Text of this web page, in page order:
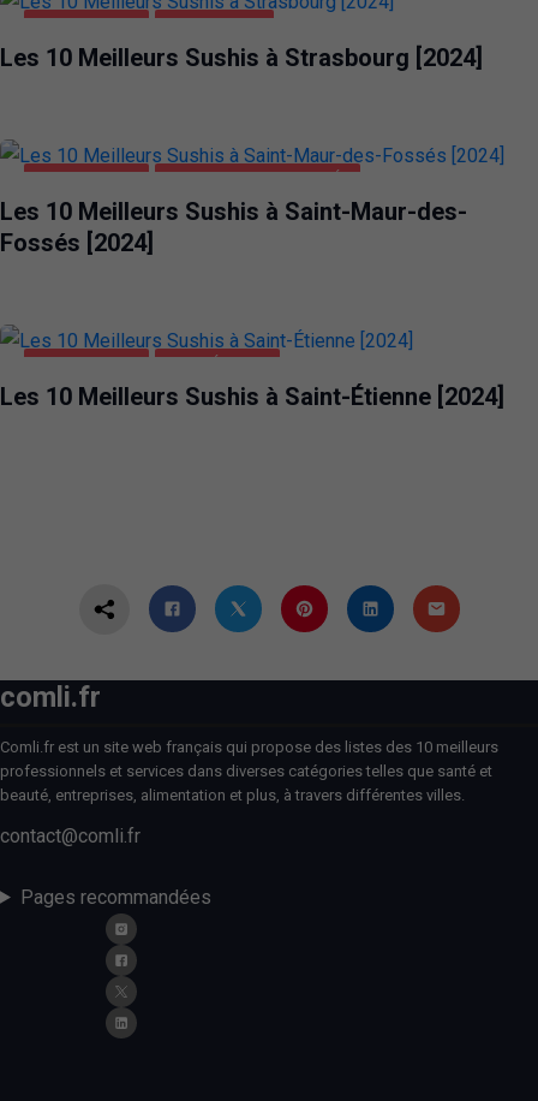
Les 10 Meilleurs Sushis à Strasbourg [2024]
Les 10 Meilleurs Sushis à Saint-Maur-des-
Fossés [2024]
Les 10 Meilleurs Sushis à Saint-Étienne [2024]
comli.fr
Comli.fr est un site web français qui propose des listes des 10 meilleurs
professionnels et services dans diverses catégories telles que santé et
beauté, entreprises, alimentation et plus, à travers différentes villes.
contact@comli.fr
Pages recommandées